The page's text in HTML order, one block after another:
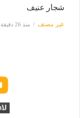
شجار عنيف
غير مصنف منذ 26 دقيقة